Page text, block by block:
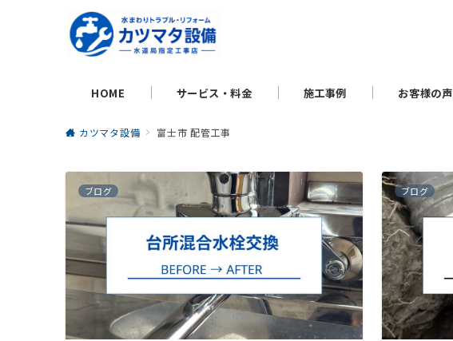
HOME サービス・料金 施工事例 お客様の声
カツマタ設備 富士市 配管工事
ブログ ブログ